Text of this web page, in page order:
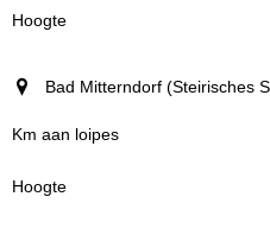
Bad Mitterndorf (Steirisches